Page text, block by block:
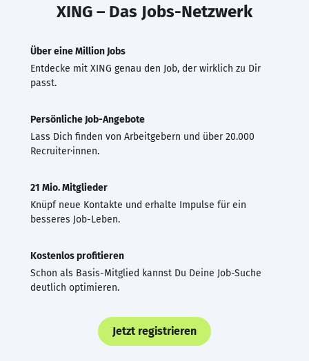
XING – Das Jobs-Netzwerk
Über eine Million Jobs
Entdecke mit XING genau den Job, der wirklich zu Dir
passt.
Persönliche Job-Angebote
Lass Dich finden von Arbeitgebern und über 20.000
Recruiter·innen.
21 Mio. Mitglieder
Knüpf neue Kontakte und erhalte Impulse für ein
besseres Job-Leben.
Kostenlos profitieren
Schon als Basis-Mitglied kannst Du Deine Job-Suche
deutlich optimieren.
Jetzt registrieren